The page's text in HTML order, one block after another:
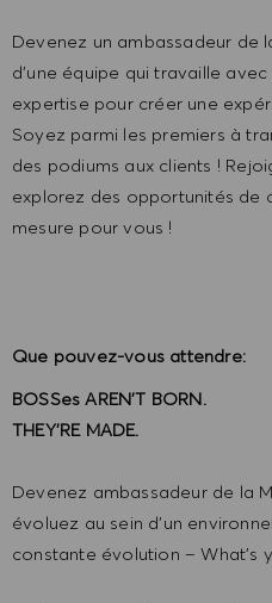
Devenez un ambassadeur de
d'une équipe qui travaille
expertise pour créer une
Soyez parmi les premiers à
des podiums aux clients !
explorez des opportunités de
mesure pour vous !
Que pouvez-vous attendre:
BOSSes AREN'T BORN.
THEY'RE MADE.
Devenez ambassadeur de la
évoluez au sein d’un
constante évolution – What’s